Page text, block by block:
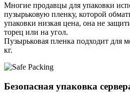
Многие продавцы для упаковки
пузырьковую пленку, которой
упаковки низкая цена, она не
торец или на угол.
Пузырьковая пленка подходит для
кг.
Безопасная упаковка